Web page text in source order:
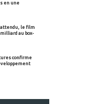
en une
attendu, le film
au box-
confirme